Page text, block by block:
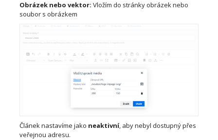
Obrázek nebo vektor: Vložím do stránky obrázek nebo
soubor s obrázkem
Článek nastavíme jako neaktivní, aby nebyl dostupný přes
veřejnou adresu.